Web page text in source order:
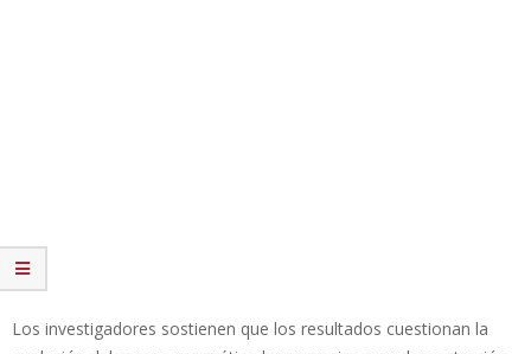
Los investigadores sostienen que los resultados cuestionan la